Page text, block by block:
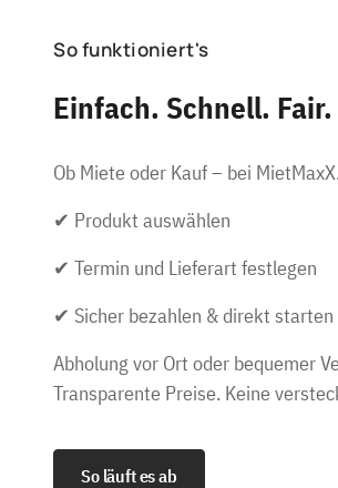
So funktioniert's
Einfach. Schnell. Fair.
Ob Miete oder Kauf – bei
✔ Produkt auswählen
✔ Termin und Lieferart festlegen
✔ Sicher bezahlen & direkt starten
Abholung vor Ort oder bequemer
Transparente Preise. Keine
So läuft es ab